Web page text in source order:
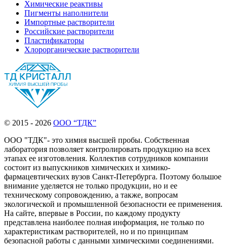
Химические реактивы
Пигменты наполнители
Импортные растворители
Российские растворители
Пластификаторы
Хлорорганические растворители
© 2015 - 2026 ООО “ТДК”
ООО "ТДК"- это химия высшей пробы. Собственная
лаборатория позволяет контролировать продукцию на всех
этапах ее изготовления. Коллектив сотрудников компании
состоит из выпускников химических и химико-
фармацевтических вузов Санкт-Петербурга. Поэтому большое
внимание уделяется не только продукции, но и ее
техническому сопровождению, а также, вопросам
экологической и промышленной безопасности ее применения.
На сайте, впервые в России, по каждому продукту
представлена наиболее полная информация, не только по
характеристикам растворителей, но и по принципам
безопасной работы с данными химическими соединениями.